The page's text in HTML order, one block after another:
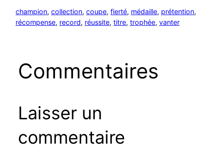
champion, collection, coupe, fierté, médaille, prétention
récompense, record, réussite, titre, trophée, vanter
Commentaires
Laisser un
commentaire